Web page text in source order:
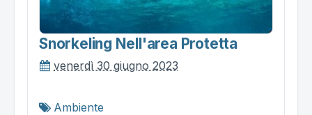
Snorkeling Nell'area Protetta
venerdì 30 giugno 2023
Ambiente